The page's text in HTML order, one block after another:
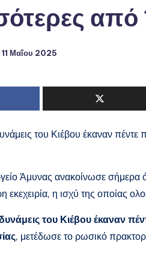
11 Μαΐου 2025
του Κιέβου έκαναν
Άμυνας ανακοίνωσε σήμερα
εκεχειρία, η ισχύ της οποίας
δυνάμεις του Κιέβου έκαναν
, μετέδωσε το ρωσικό